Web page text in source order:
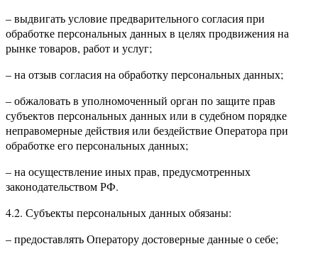
– выдвигать условие предварительного согласия при
обработке персональных данных в целях продвижения на
рынке товаров, работ и услуг;
– на отзыв согласия на обработку персональных данных;
– обжаловать в уполномоченный орган по защите прав
субъектов персональных данных или в судебном порядке
неправомерные действия или бездействие Оператора при
обработке его персональных данных;
– на осуществление иных прав, предусмотренных
законодательством РФ.
4.2. Субъекты персональных данных обязаны:
– предоставлять Оператору достоверные данные о себе;